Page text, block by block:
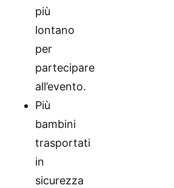
più
lontano
per
partecipare
all’evento.
Più
bambini
trasportati
in
sicurezza